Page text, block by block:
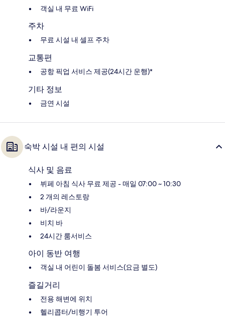
객실 내 무료 WiFi
주차
무료 시설 내 셀프 주차
교통편
공항 픽업 서비스 제공(24시간 운행)*
기타 정보
금연 시설
숙박 시설 내 편의 시설
식사 및 음료
뷔페 아침 식사 무료 제공 - 매일 07:00 ~ 10:30
2 개의 레스토랑
바/라운지
비치 바
24시간 룸서비스
아이 동반 여행
객실 내 어린이 돌봄 서비스(요금 별도)
즐길거리
전용 해변에 위치
헬리콥터/비행기 투어